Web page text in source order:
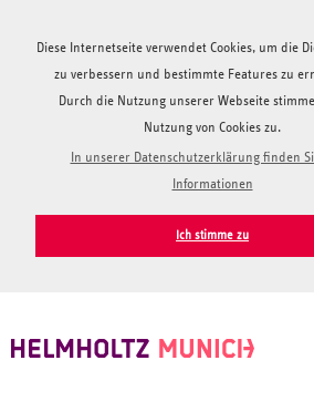
Diese Internetseite verwendet Cookies, um die
zu verbessern und bestimmte Features zu
Durch die Nutzung unserer Webseite
Nutzung von Cookies zu.
In unserer Datenschutzerklärung finden
Informationen
Ich stimme zu